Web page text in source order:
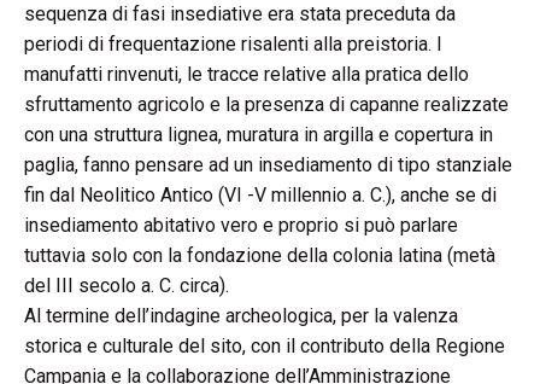
sequenza di fasi insediative era stata preceduta da
periodi di frequentazione risalenti alla preistoria. I
manufatti rinvenuti, le tracce relative alla pratica dello
sfruttamento agricolo e la presenza di capanne realizzate
con una struttura lignea, muratura in argilla e copertura in
paglia, fanno pensare ad un insediamento di tipo stanziale
fin dal Neolitico Antico (VI -V millennio a. C.), anche se di
insediamento abitativo vero e proprio si può parlare
tuttavia solo con la fondazione della colonia latina (metà
del III secolo a. C. circa).
Al termine dell’indagine archeologica, per la valenza
storica e culturale del sito, con il contributo della Regione
Campania e la collaborazione dell’Amministrazione